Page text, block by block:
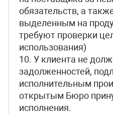
обязательств, а
выделенным на
требуют проверки
использования)
10. У клиента не
задолженностей,
исполнительным
открытым Бюро
исполнения.